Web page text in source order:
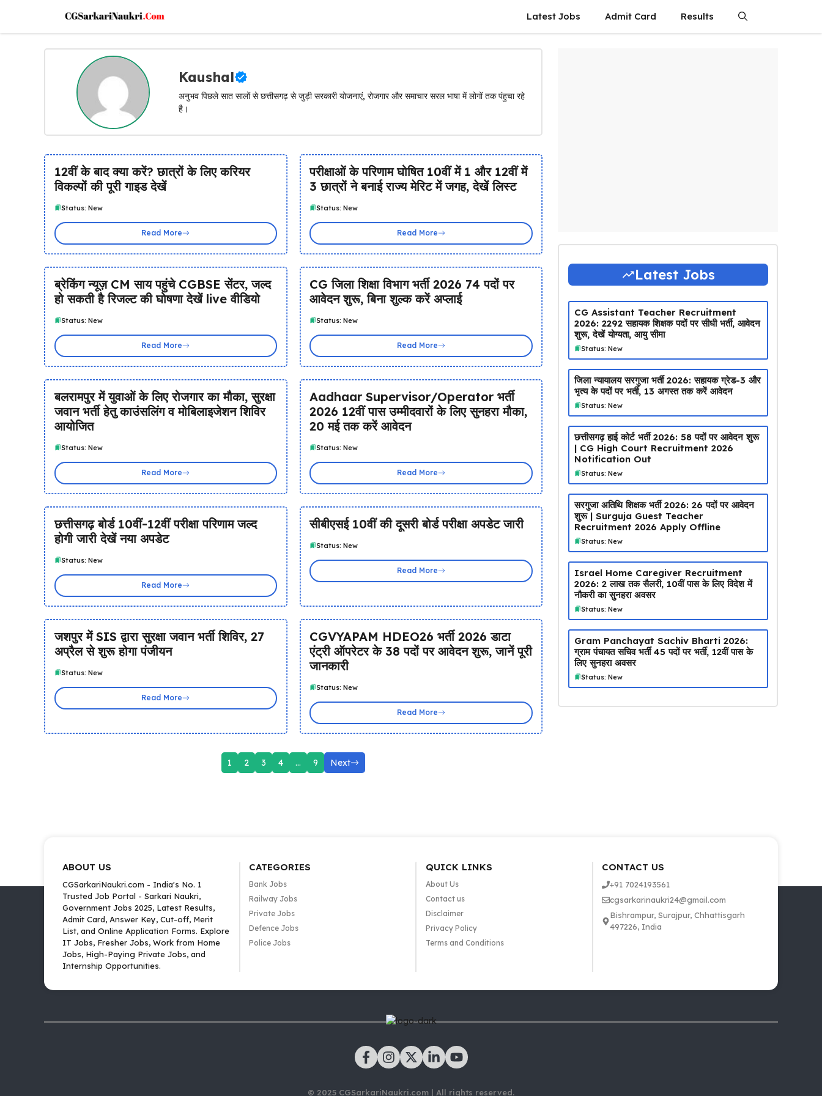
content
Latest Jobs Admit Card Results
Kaushal
अनुभव पिछले सात सालों से छत्तीसगढ़ से जुड़ी सरकारी योजनाएं, रोजगार और समाचार सरल भाषा में लोगों तक पंहुचा रहे
है।
12वीं के बाद क्या करें? छात्रों के लिए करियर
विकल्पों की पूरी गाइड देखें
Status: New
Read More
परीक्षाओं के परिणाम घोषित 10वीं में 1 और 12वीं में
3 छात्रों ने बनाई राज्य मेरिट में जगह, देखें लिस्ट
Status: New
Read More
ब्रेकिंग न्यूज़ CM साय पहुंचे CGBSE सेंटर, जल्द
हो सकती है रिजल्ट की घोषणा देखें live वीडियो
Status: New
Read More
CG जिला शिक्षा विभाग भर्ती 2026 74 पदों पर
आवेदन शुरू, बिना शुल्क करें अप्लाई
Status: New
Read More
बलरामपुर में युवाओं के लिए रोजगार का मौका, सुरक्षा
जवान भर्ती हेतु काउंसलिंग व मोबिलाइजेशन शिविर
आयोजित
Status: New
Read More
Aadhaar Supervisor/Operator भर्ती
2026 12वीं पास उम्मीदवारों के लिए सुनहरा मौका,
20 मई तक करें आवेदन
Status: New
Read More
छत्तीसगढ़ बोर्ड 10वीं-12वीं परीक्षा परिणाम जल्द
होगी जारी देखें नया अपडेट
Status: New
Read More
सीबीएसई 10वीं की दूसरी बोर्ड परीक्षा अपडेट जारी
Status: New
Read More
जशपुर में SIS द्वारा सुरक्षा जवान भर्ती शिविर, 27
अप्रैल से शुरू होगा पंजीयन
Status: New
Read More
CGVYAPAM HDEO26 भर्ती 2026 डाटा
एंट्री ऑपरेटर के 38 पदों पर आवेदन शुरू, जानें पूरी
जानकारी
Status: New
Read More
1 2 3 4 … 9 Next
Latest Jobs
CG Assistant Teacher Recruitment
2026: 2292 सहायक शिक्षक पदों पर सीधी भर्ती, आवेदन
शुरू, देखें योग्यता, आयु सीमा
Status: New
जिला न्यायालय सरगुजा भर्ती 2026: सहायक ग्रेड-3 और
भृत्य के पदों पर भर्ती, 13 अगस्त तक करें आवेदन
Status: New
छत्तीसगढ़ हाई कोर्ट भर्ती 2026: 58 पदों पर आवेदन शुरू
| CG High Court Recruitment 2026
Notification Out
Status: New
सरगुजा अतिथि शिक्षक भर्ती 2026: 26 पदों पर आवेदन
शुरू | Surguja Guest Teacher
Recruitment 2026 Apply Offline
Status: New
Israel Home Caregiver Recruitment
2026: ₹2 लाख तक सैलरी, 10वीं पास के लिए विदेश में
नौकरी का सुनहरा अवसर
Status: New
Gram Panchayat Sachiv Bharti 2026:
ग्राम पंचायत सचिव भर्ती 45 पदों पर भर्ती, 12वीं पास के
लिए सुनहरा अवसर
Status: New
ABOUT US
CGSarkariNaukri.com - India's No. 1
Trusted Job Portal - Sarkari Naukri,
Government Jobs 2025, Latest Results,
Admit Card, Answer Key, Cut-off, Merit
List, and Online Application Forms. Explore
IT Jobs, Fresher Jobs, Work from Home
Jobs, High-Paying Private Jobs, and
Internship Opportunities.
CATEGORIES
Bank Jobs
Railway Jobs
Private Jobs
Defence Jobs
Police Jobs
QUICK LINKS
About Us
Contact us
Disclaimer
Privacy Policy
Terms and Conditions
CONTACT US
+91 7024193561
cgsarkarinaukri24@gmail.com
Bishrampur, Surajpur, Chhattisgarh
497226, India
© 2025 CGSarkariNaukri.com | All rights reserved.